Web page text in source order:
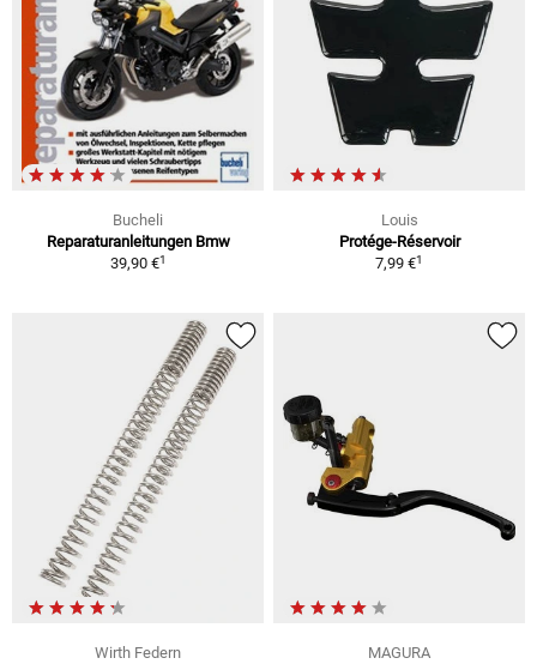
Bucheli
Reparaturanleitungen Bmw
39,90 €1
Louis
Protége-Réservoir
7,99 €1
Wirth Federn
MAGURA